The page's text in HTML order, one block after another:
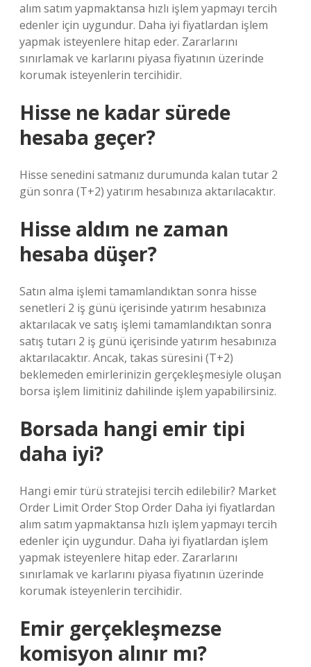
alım satım yapmaktansa hızlı işlem yapmayı tercih
edenler için uygundur. Daha iyi fiyatlardan işlem
yapmak isteyenlere hitap eder. Zararlarını
sınırlamak ve karlarını piyasa fiyatının üzerinde
korumak isteyenlerin tercihidir.
Hisse ne kadar sürede
hesaba geçer?
Hisse senedini satmanız durumunda kalan tutar 2
gün sonra (T+2) yatırım hesabınıza aktarılacaktır.
Hisse aldım ne zaman
hesaba düşer?
Satın alma işlemi tamamlandıktan sonra hisse
senetleri 2 iş günü içerisinde yatırım hesabınıza
aktarılacak ve satış işlemi tamamlandıktan sonra
satış tutarı 2 iş günü içerisinde yatırım hesabınıza
aktarılacaktır. Ancak, takas süresini (T+2)
beklemeden emirlerinizin gerçekleşmesiyle oluşan
borsa işlem limitiniz dahilinde işlem yapabilirsiniz.
Borsada hangi emir tipi
daha iyi?
Hangi emir türü stratejisi tercih edilebilir? Market
Order Limit Order Stop Order Daha iyi fiyatlardan
alım satım yapmaktansa hızlı işlem yapmayı tercih
edenler için uygundur. Daha iyi fiyatlardan işlem
yapmak isteyenlere hitap eder. Zararlarını
sınırlamak ve karlarını piyasa fiyatının üzerinde
korumak isteyenlerin tercihidir.
Emir gerçekleşmezse
komisyon alınır mı?